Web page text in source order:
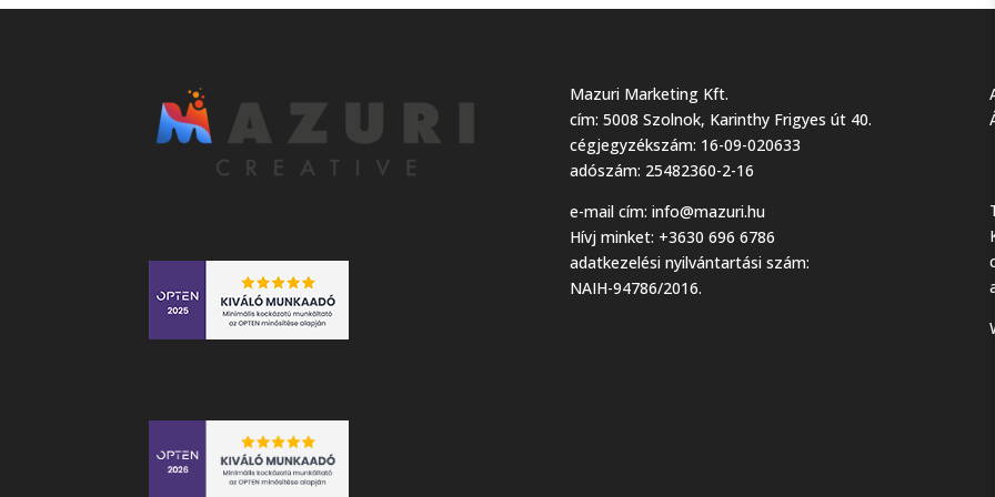
Mazuri Marketing Kft.
cím: 5008 Szolnok, Karinthy Frigyes út 40.
cégjegyzékszám: 16-09-020633
adószám: 25482360-2-16
e-mail cím: info@mazuri.hu
Hívj minket: +3630 696 6786
adatkezelési nyilvántartási szám:
NAIH-94786/2016.